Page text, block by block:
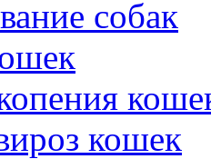
собак
кошек